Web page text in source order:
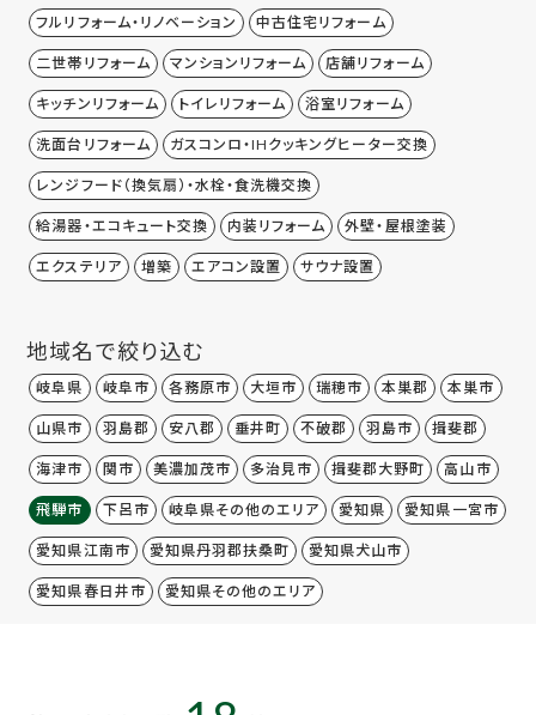
フルリフォーム・リノベーション 中古住宅リフォーム
二世帯リフォーム マンションリフォーム 店舗リフォーム
キッチンリフォーム トイレリフォーム 浴室リフォーム
洗面台リフォーム ガスコンロ・IHクッキングヒーター交換
レンジフード（換気扇）・水栓・食洗機交換
給湯器・エコキュート交換 内装リフォーム 外壁・屋根塗装
エクステリア 増築 エアコン設置 サウナ設置
地域名で絞り込む
岐阜県 岐阜市 各務原市 大垣市 瑞穂市 本巣郡 本巣市
山県市 羽島郡 安八郡 垂井町 不破郡 羽島市 揖斐郡
海津市 関市 美濃加茂市 多治見市 揖斐郡大野町 高山市
飛騨市 下呂市 岐阜県その他のエリア 愛知県 愛知県一宮市
愛知県江南市 愛知県丹羽郡扶桑町 愛知県犬山市
愛知県春日井市 愛知県その他のエリア